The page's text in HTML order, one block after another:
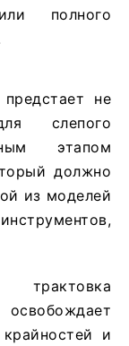
полного
не
слепого
этапом
должно
из моделей
и